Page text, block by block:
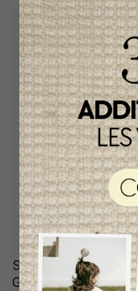
SOULIER D'EAU
GARÇON SLIPSTOP